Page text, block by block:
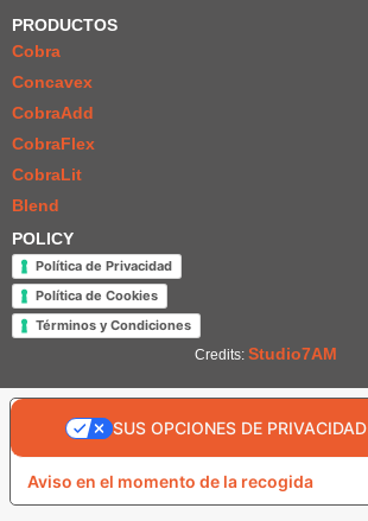
PRODUCTOS
Cobra
Concavex
CobraAdd
CobraFlex
CobraLit
Blend
POLICY
Política de Privacidad
Política de Cookies
Términos y Condiciones
Credits: Studio7AM
Aviso en el momento de la recogida
SUS OPCIONES DE PRIVACIDAD